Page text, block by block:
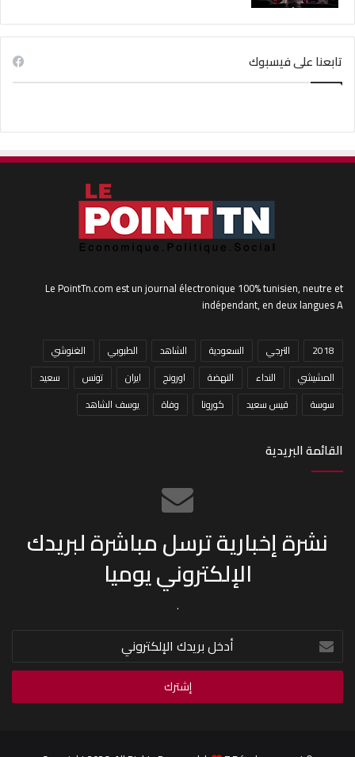
تابعنا على فيسبوك
Le PointTn.com est un journal électronique 100% tunisien, neutre et
indépendant, en deux langues A
2018 الترجي السعودية الشاهد الطبوبي
الغنوشي
المشيشي
النداء النهضة اورونج ايران تونس
سعيد
سوسة
قيس سعيد كورونا وفاة يوسف الشاهد
القائمة البريدية
نشرة إخبارية ترسل مباشرة لبريدك
الإلكتروني يوميا
.
أدخل
بريدك
الإلكتروني